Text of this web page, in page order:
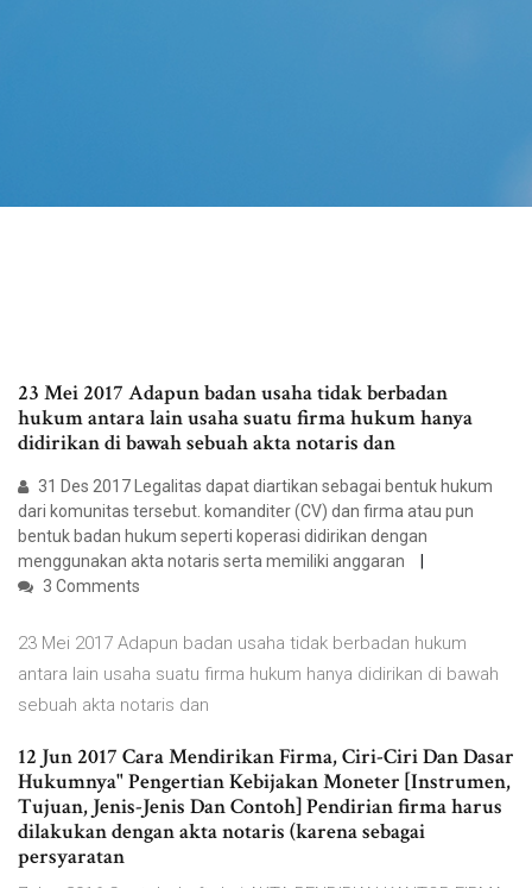
23 Mei 2017 Adapun badan usaha tidak berbadan
hukum antara lain usaha suatu firma hukum hanya
didirikan di bawah sebuah akta notaris dan
31 Des 2017 Legalitas dapat diartikan sebagai bentuk hukum
dari komunitas tersebut. komanditer (CV) dan firma atau pun
bentuk badan hukum seperti koperasi didirikan dengan
menggunakan akta notaris serta memiliki anggaran
3 Comments
23 Mei 2017 Adapun badan usaha tidak berbadan hukum
antara lain usaha suatu firma hukum hanya didirikan di bawah
sebuah akta notaris dan
12 Jun 2017 Cara Mendirikan Firma, Ciri-Ciri Dan Dasar
Hukumnya" Pengertian Kebijakan Moneter [Instrumen,
Tujuan, Jenis-Jenis Dan Contoh] Pendirian firma harus
dilakukan dengan akta notaris (karena sebagai
persyaratan